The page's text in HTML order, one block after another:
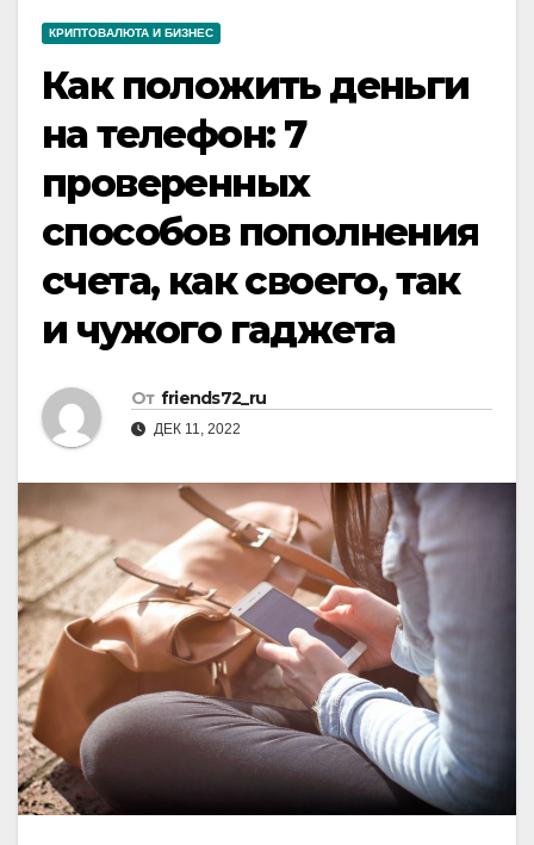
КРИПТОВАЛЮТА И БИЗНЕС
Как положить деньги
на телефон: 7
проверенных
способов пополнения
счета, как своего, так
и чужого гаджета
От friends72_ru
ДЕК 11, 2022